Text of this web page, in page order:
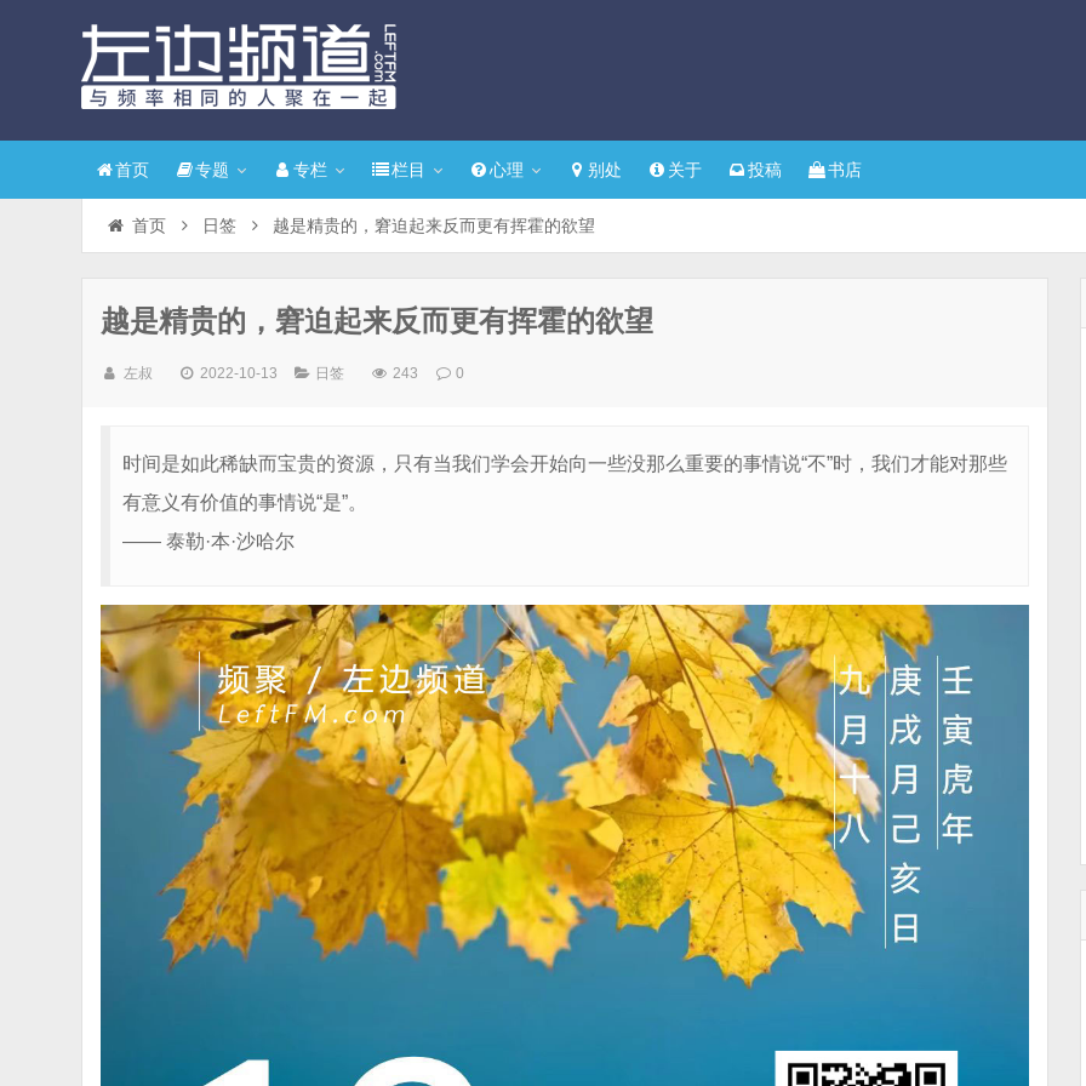
首页 专题 专栏 栏目 心理 别处 关于 投稿 书店
首页 日签 越是精贵的，窘迫起来反而更有挥霍的欲望
越是精贵的，窘迫起来反而更有挥霍的欲望
左叔 2022-10-13 日签 243 0
时间是如此稀缺而宝贵的资源，只有当我们学会开始向一些没那么重要的事情说“不”时，我们才能对那些
有意义有价值的事情说“是”。
—— 泰勒·本·沙哈尔